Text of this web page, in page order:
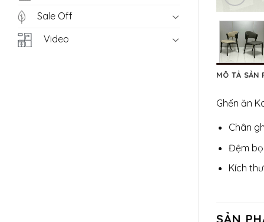
Sale Off
Video
MÔ TẢ SẢN
Ghến ăn
Chân
Đệm
Kích
SẢN